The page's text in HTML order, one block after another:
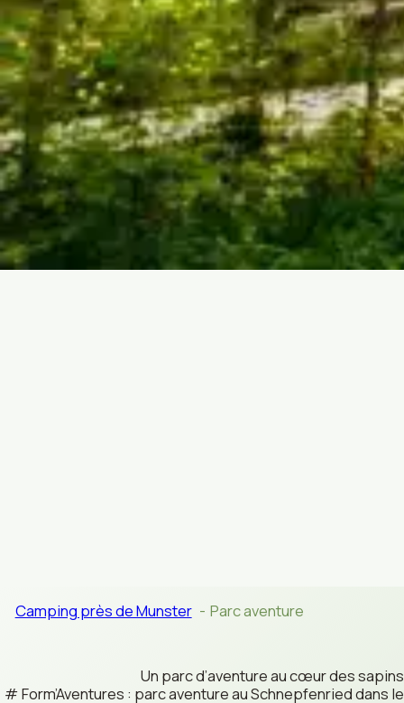
Camping près de Munster Parc aventure
Un parc d’aventure au cœur des sapins
Form’Aventures : parc aventure au Schnepfenried dans le